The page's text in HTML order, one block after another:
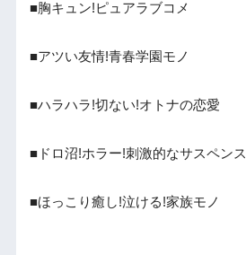
■胸キュン!ピュアラブコメ
■アツい友情!青春学園モノ
■ハラハラ!切ない!オトナの恋愛
■ドロ沼!ホラー!刺激的なサスペンス
■ほっこり癒し!泣ける!家族モノ